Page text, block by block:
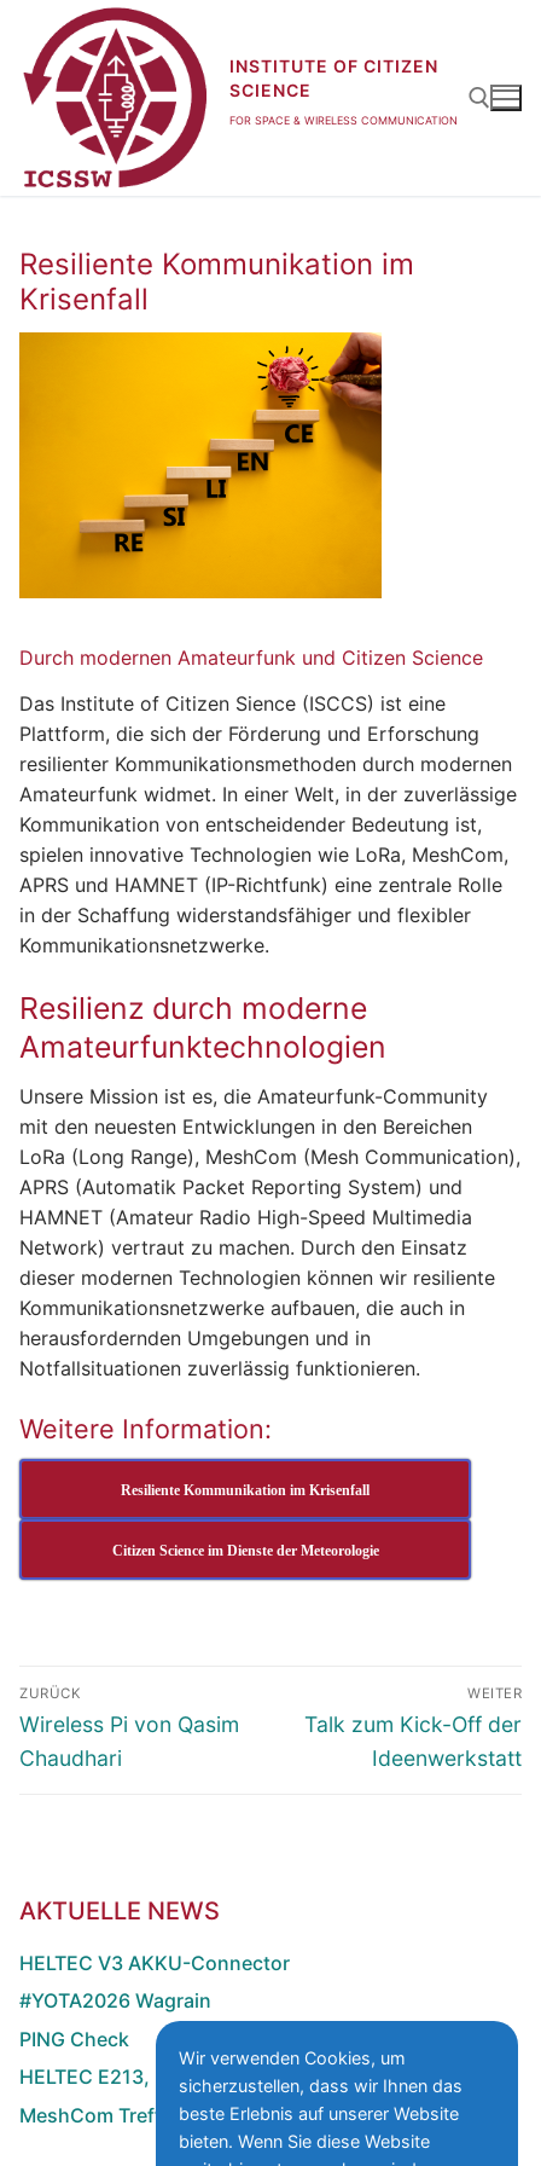
Inhalt
springen
INSTITUTE OF CITIZEN
SCIENCE
FOR SPACE & WIRELESS COMMUNICATION
Resiliente Kommunikation im
Krisenfall
Durch modernen Amateurfunk und Citizen Science
Das Institute of Citizen Sience (ISCCS) ist eine
Plattform, die sich der Förderung und Erforschung
resilienter Kommunikationsmethoden durch modernen
Amateurfunk widmet. In einer Welt, in der zuverlässige
Kommunikation von entscheidender Bedeutung ist,
spielen innovative Technologien wie LoRa, MeshCom,
APRS und HAMNET (IP-Richtfunk) eine zentrale Rolle
in der Schaffung widerstandsfähiger und flexibler
Kommunikationsnetzwerke.
Resilienz durch moderne
Amateurfunktechnologien
Unsere Mission ist es, die Amateurfunk-Community
mit den neuesten Entwicklungen in den Bereichen
LoRa (Long Range), MeshCom (Mesh Communication),
APRS (Automatik Packet Reporting System) und
HAMNET (Amateur Radio High-Speed Multimedia
Network) vertraut zu machen. Durch den Einsatz
dieser modernen Technologien können wir resiliente
Kommunikationsnetzwerke aufbauen, die auch in
herausfordernden Umgebungen und in
Notfallsituationen zuverlässig funktionieren.
Weitere Information:
Resiliente Kommunikation im Krisenfall
Citizen Science im Dienste der Meteorologie
Beitragsnavigation
ZURÜCK
Vorheriger
Beitrag:
Wireless Pi von Qasim
Chaudhari
WEITER
Nächster
Talk zum Kick-Off der
Ideenwerkstatt
AKTUELLE NEWS
HELTEC V3 AKKU-Connector
#YOTA2026 Wagrain
PING Check
HELTEC E213, E290 mit MOS-FET GPS-Schalter
MeshCom Treffen zur HAMRADIO
Wir verwenden Cookies, um
sicherzustellen, dass wir Ihnen das
beste Erlebnis auf unserer Website
bieten. Wenn Sie diese Website